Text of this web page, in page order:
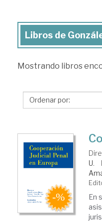
Libros
González
Ignacio
Libros de
Mostrando libros
U.
En